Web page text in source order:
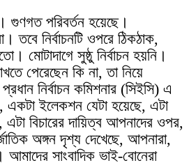
পরিবর্তন হয়েছে।
তবে নির্বাচনটি ওপরে ঠিকঠাক,
মোটাদাগে সুষ্ঠু নির্বাচন হয়নি।
পেরেছেন কি না, তা নিয়ে
নির্বাচন কমিশনার (সিইসি) এ
ইলেকশন যেটা হয়েছে, এটা
বিচারের দায়িত্ব আপনাদের ওপর,
অঙ্গন দৃশ্য দেখেছে, আপনারা,
আমাদের সাংবাদিক ভাই-বোনেরা